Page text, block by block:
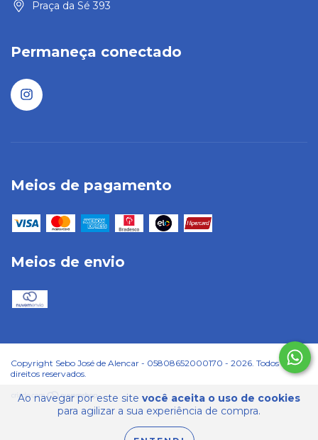
Ao navegar por este site você aceita o uso de cookies
para agilizar a sua experiência de compra.
Praça da Sé 393
Permaneça conectado
Meios de pagamento
Meios de envio
Copyright Sebo José de Alencar - 05808652000170 - 2026. Todos os
direitos reservados.